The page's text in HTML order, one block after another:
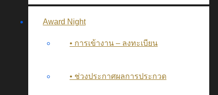
Award Night
• การเข้างาน – ลงทะเบียน
• ช่วงประกาศผลการประกวด